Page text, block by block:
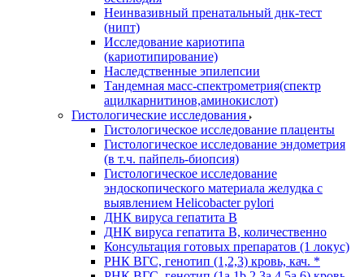
Неинвазивный пренатальный днк-тест
(нипт)
Исследование кариотипа
(кариотипирование)
Наследственные эпилепсии
Тандемная масс-спектрометрия(спектр
ацилкарнитинов,аминокислот)
Гистологические исследования
Гистологическое исследование плаценты
Гистологическое исследование эндометрия
(в т.ч. пайпель-биопсия)
Гистологическое исследование
эндоскопического материала желудка с
выявлением Helicobacter pylori
ДНК вируса гепатита B
ДНК вируса гепатита B, количественно
Консультация готовых препаратов (1 локус)
РНК ВГC, генотип (1,2,3) кровь, кач. *